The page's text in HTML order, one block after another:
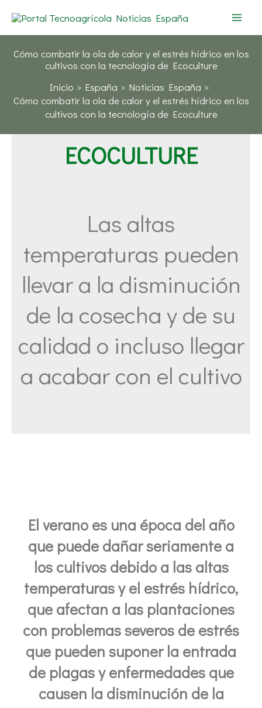
contenido
Cómo combatir la ola de calor y el estrés hídrico en los
cultivos con la tecnología de Ecoculture
Inicio
España
Noticias España
Cómo combatir la ola de calor y el estrés hídrico en los
cultivos con la tecnología de Ecoculture
ECOCULTURE
Las altas
temperaturas pueden
llevar a la disminución
de la cosecha y de su
calidad o incluso llegar
a acabar con el cultivo
El verano es una época del año
que puede dañar seriamente a
los cultivos debido a las altas
temperaturas y el estrés hídrico,
que afectan a las plantaciones
con problemas severos de estrés
que pueden suponer la entrada
de plagas y enfermedades que
causen la disminución de la